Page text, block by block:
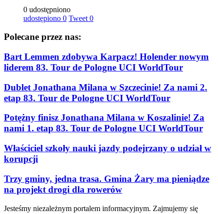
0 udostępniono
udostępiono 0 Tweet 0
Polecane przez nas:
Bart Lemmen zdobywa Karpacz! Holender nowym
liderem 83. Tour de Pologne UCI WorldTour
Dublet Jonathana Milana w Szczecinie! Za nami 2.
etap 83. Tour de Pologne UCI WorldTour
Potężny finisz Jonathana Milana w Koszalinie! Za
nami 1. etap 83. Tour de Pologne UCI WorldTour
Właściciel szkoły nauki jazdy podejrzany o udział w
korupcji
Trzy gminy, jedna trasa. Gmina Żary ma pieniądze
na projekt drogi dla rowerów
Jesteśmy niezależnym portalem informacyjnym. Zajmujemy się